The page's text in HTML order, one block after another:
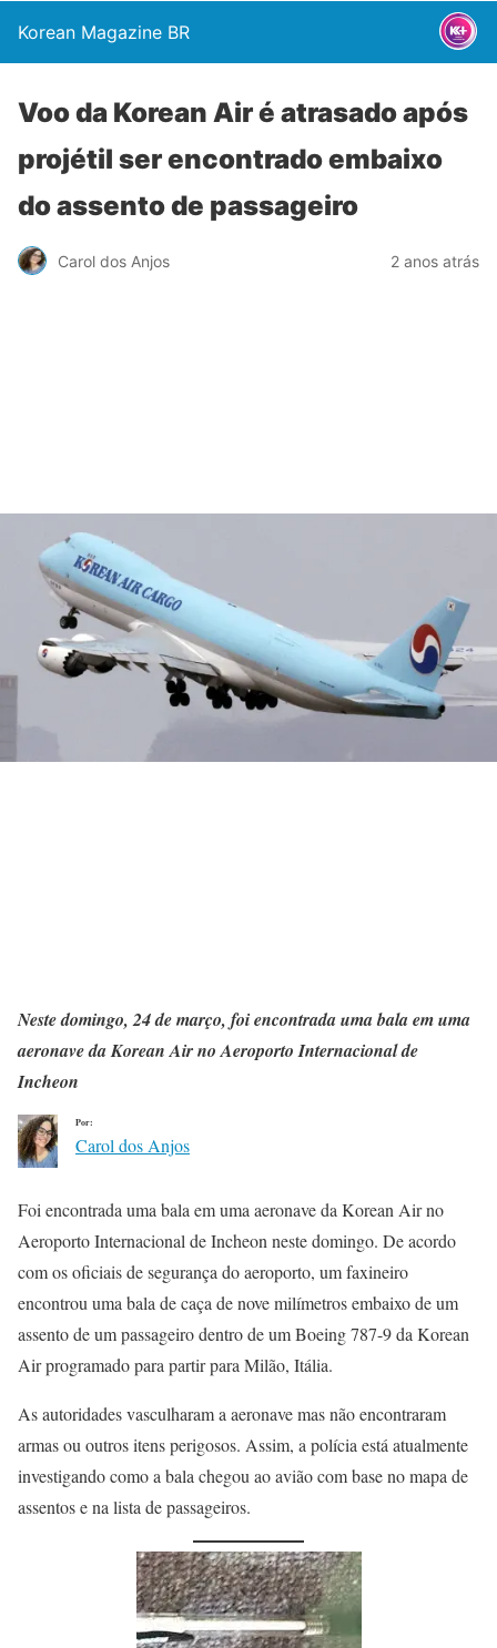
Korean Magazine BR
Voo da Korean Air é atrasado após
projétil ser encontrado embaixo
do assento de passageiro
Carol dos Anjos 2 anos atrás
Neste domingo, 24 de março, foi encontrada uma bala em uma
aeronave da Korean Air no Aeroporto Internacional de
Incheon
Por:
Carol dos Anjos
Foi encontrada uma bala em uma aeronave da Korean Air no
Aeroporto Internacional de Incheon neste domingo. De acordo
com os oficiais de segurança do aeroporto, um faxineiro
encontrou uma bala de caça de nove milímetros embaixo de um
assento de um passageiro dentro de um Boeing 787-9 da Korean
Air programado para partir para Milão, Itália.
As autoridades vasculharam a aeronave mas não encontraram
armas ou outros itens perigosos. Assim, a polícia está atualmente
investigando como a bala chegou ao avião com base no mapa de
assentos e na lista de passageiros.